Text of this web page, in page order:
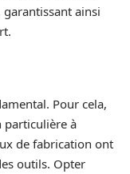
ainsi
Pour cela,
particulière à
de fabrication ont
outils. Opter